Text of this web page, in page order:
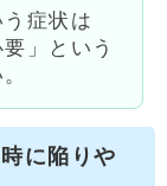
症状は
」という
に陥りや